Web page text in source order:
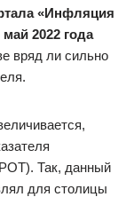
«Инфляция
2022 года
вряд ли сильно
Так, данный
для столицы